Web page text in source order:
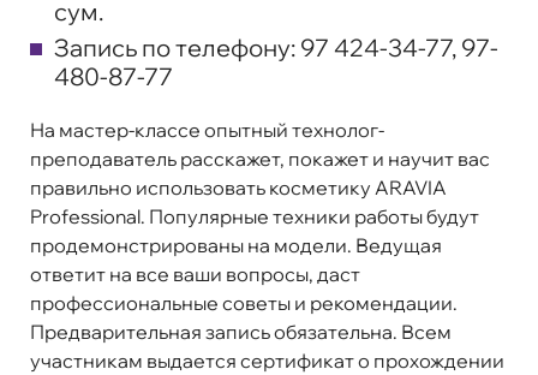
сум.
Запись по телефону: 97 424-34-77, 97-
480-87-77
На мастер-классе опытный технолог-
преподаватель расскажет, покажет и научит вас
правильно использовать косметику ARAVIA
Professional. Популярные техники работы будут
продемонстрированы на модели. Ведущая
ответит на все ваши вопросы, даст
профессиональные советы и рекомендации.
Предварительная запись обязательна. Всем
участникам выдается сертификат о прохождении